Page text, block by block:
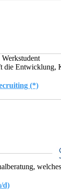
Werkstudent
(*)
d)